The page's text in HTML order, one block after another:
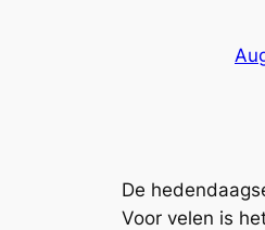
De
Voor velen is